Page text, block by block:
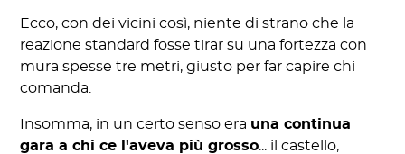
Ecco, con dei vicini così, niente di strano che la
reazione standard fosse tirar su una fortezza con
mura spesse tre metri, giusto per far capire chi
comanda.
Insomma, in un certo senso era una continua
gara a chi ce l'aveva più grosso ... il castello,